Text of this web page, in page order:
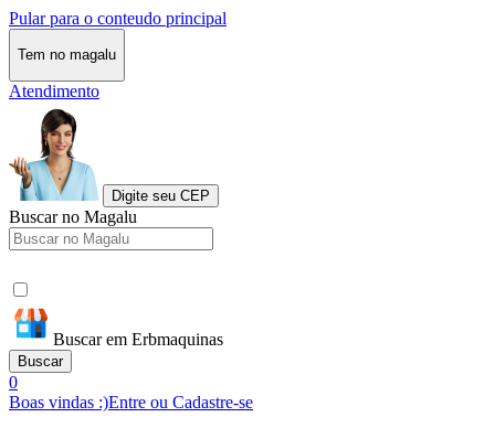
Pular para o conteudo principal
Tem no magalu
Atendimento
Digite seu CEP
Buscar no Magalu
Buscar em Erbmaquinas
Buscar
0
Boas vindas :)Entre ou Cadastre-se